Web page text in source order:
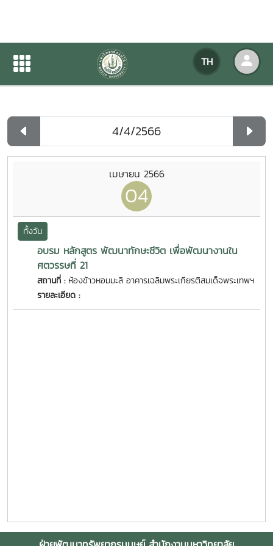
TH
ปฏิทินกิจกรรมของหน่วยงาน
ปฏิทินกิจกรรมของหน่วยงาน
เมษายน 2566
04
ทั้งวัน
อบรม หลักสูตร พัฒนาทักษะชีวิต เพื่อพัฒนางานใน
ศตวรรษที่ 21
สถานที่ : ห้องข้าวหอมมะลิ อาคารเฉลิมพระเกียรติสมเด็จพระเทพฯ
รายละเอียด :